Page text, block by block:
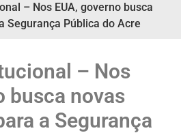
– Nos EUA, governo busca
Segurança Pública do Acre
– Nos
busca novas
a Segurança